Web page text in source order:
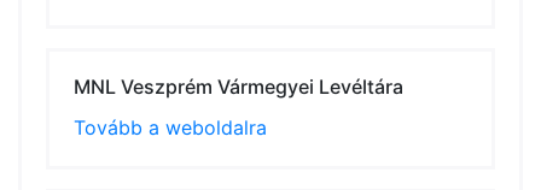
MNL Veszprém Vármegyei Levéltára
Tovább a weboldalra